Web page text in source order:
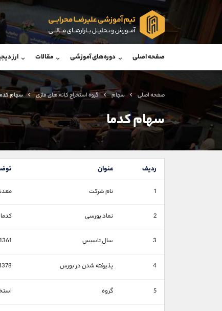
صفحه اصلی دوره‌های آموزشی مقالات ارز
صفحه اصلی سهام گروه استخراج کانه های فلزی سهام
سهام کدما
ردیف عنوان
1 نام شرکت
2 نماد بورسی کدما
3 سال تاسیس 1361
4 پذیرفته شدن در بورس
5 گروه
واتساپ شروع گفتگو
@Armteam_admin_103
داخلی 103
واتساپ
اطلاعات تماس (دفتر فروش)
تلفن
بدون پیش شماره